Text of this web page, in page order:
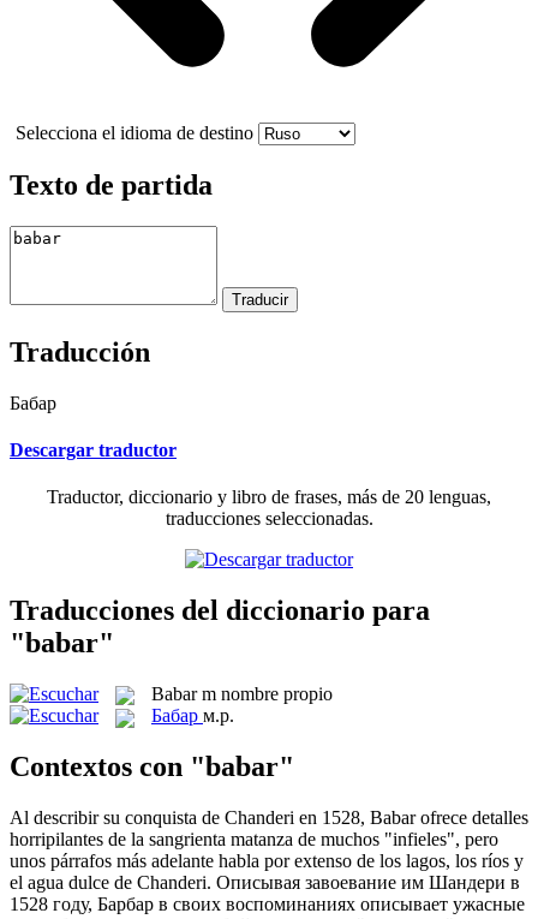
Selecciona el idioma de destino
Texto de partida
Traducción
Бабар
Descargar traductor
Traductor, diccionario y libro de frases, más de 20 lenguas,
traducciones seleccionadas.
Traducciones del diccionario para
"babar"
Babar m nombre propio
Бабар м.р.
Contextos con "babar"
Al describir su conquista de Chanderi en 1528, Babarofrece detalles
horripilantes de la sangrienta matanza de muchos "infieles", pero
unos párrafos más adelante habla por extenso de los lagos, los ríos y
el agua dulce de Chanderi. Описывая завоевание им Шандери в
1528 году, Барбар в своих воспоминаниях описывает ужасные